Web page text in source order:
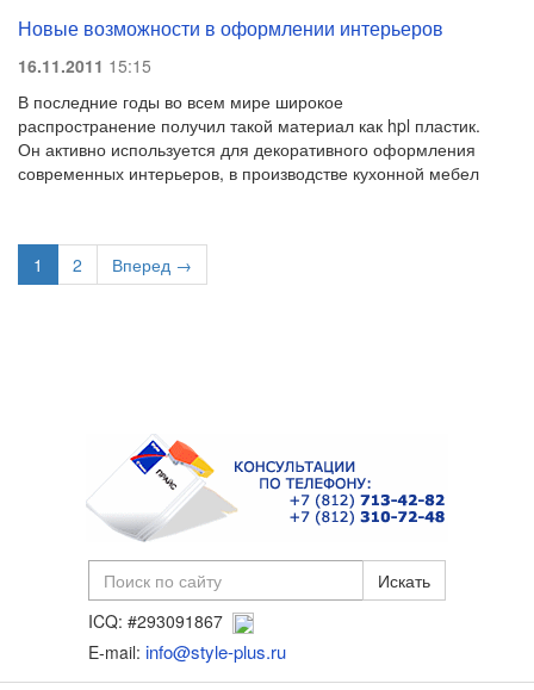
Новые возможности в оформлении интерьеров
16.11.2011 15:15
В последние годы во всем мире широкое
распространение получил такой материал как hpl пластик.
Он активно используется для декоративного оформления
современных интерьеров, в производстве кухонной мебел
1 2 Вперед →
ICQ: #293091867
E-mail: info@style-plus.ru